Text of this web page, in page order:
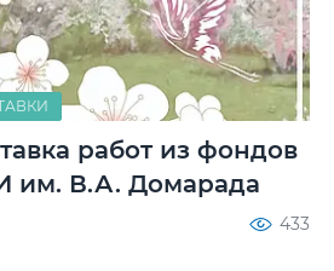
работ из фондов
им. В.А. Домарада
433